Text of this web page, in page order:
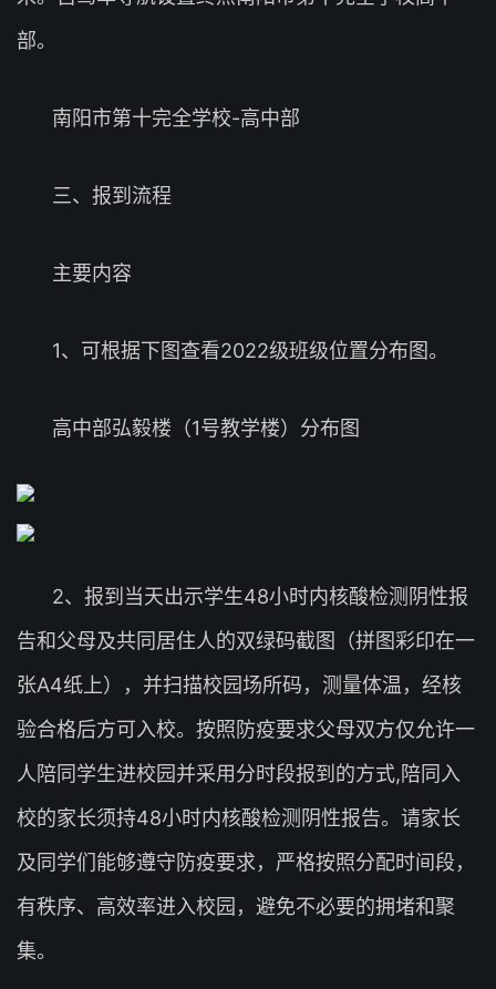
部。
南阳市第十完全学校-高中部
三、报到流程
主要内容
1、可根据下图查看2022级班级位置分布图。
高中部弘毅楼（1号教学楼）分布图
2、报到当天出示学生48小时内核酸检测阴性报
告和父母及共同居住人的双绿码截图（拼图彩印在一
张A4纸上），并扫描校园场所码，测量体温，经核
验合格后方可入校。按照防疫要求父母双方仅允许一
人陪同学生进校园并采用分时段报到的方式,陪同入
校的家长须持48小时内核酸检测阴性报告。请家长
及同学们能够遵守防疫要求，严格按照分配时间段，
有秩序、高效率进入校园，避免不必要的拥堵和聚
集。